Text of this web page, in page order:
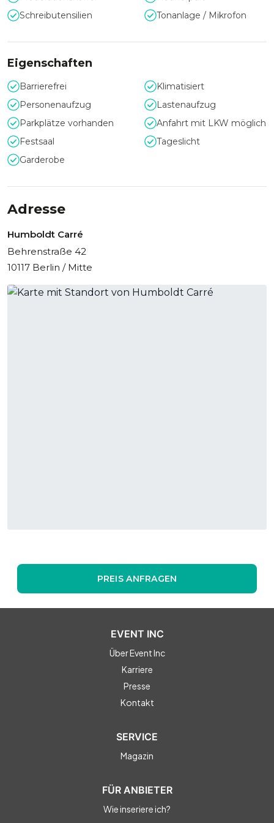
Von der Tagesveranstaltung bis zum exklusiven
Abendevent: Das Humboldt Carré überzeugt mit
einem unvergleichlichen Flair. Der prunkvolle Lichthof und
die eleganten Salons setzen Events jeder Größenordnung
perfekt in Szene und machen Business-Events zu
unvergesslichen Erlebnissen.
Schreibutensilien
Tonanlage / Mikrofon
Eigenschaften
Barrierefrei
Klimatisiert
Personenaufzug
Lastenaufzug
Parkplätze vorhanden
Anfahrt mit LKW möglich
Festsaal
Tageslicht
Garderobe
Adresse
Humboldt Carré
Behrenstraße 42
10117 Berlin / Mitte
PREIS ANFRAGEN
EVENT INC
Über Event Inc
Karriere
Presse
Kontakt
SERVICE
Magazin
FÜR ANBIETER
Wie inseriere ich?